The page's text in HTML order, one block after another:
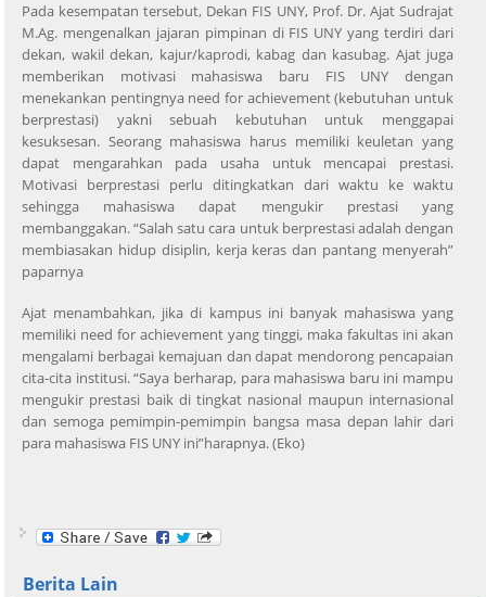
Pada kesempatan tersebut, Dekan FIS UNY, Prof. Dr. Ajat Sudrajat
M.Ag. mengenalkan jajaran pimpinan di FIS UNY yang terdiri dari
dekan, wakil dekan, kajur/kaprodi, kabag dan kasubag. Ajat juga
memberikan motivasi mahasiswa baru FIS UNY dengan
menekankan pentingnya need for achievement (kebutuhan untuk
berprestasi) yakni sebuah kebutuhan untuk menggapai
kesuksesan. Seorang mahasiswa harus memiliki keuletan yang
dapat mengarahkan pada usaha untuk mencapai prestasi.
Motivasi berprestasi perlu ditingkatkan dari waktu ke waktu
sehingga mahasiswa dapat mengukir prestasi yang
membanggakan. “Salah satu cara untuk berprestasi adalah dengan
membiasakan hidup disiplin, kerja keras dan pantang menyerah”
paparnya
Ajat menambahkan, jika di kampus ini banyak mahasiswa yang
memiliki need for achievement yang tinggi, maka fakultas ini akan
mengalami berbagai kemajuan dan dapat mendorong pencapaian
cita-cita institusi. “Saya berharap, para mahasiswa baru ini mampu
mengukir prestasi baik di tingkat nasional maupun internasional
dan semoga pemimpin-pemimpin bangsa masa depan lahir dari
para mahasiswa FIS UNY ini”harapnya. (Eko)
Berita Lain